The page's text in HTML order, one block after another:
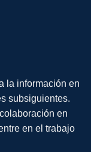
la información en
subsiguientes.
en
en el trabajo